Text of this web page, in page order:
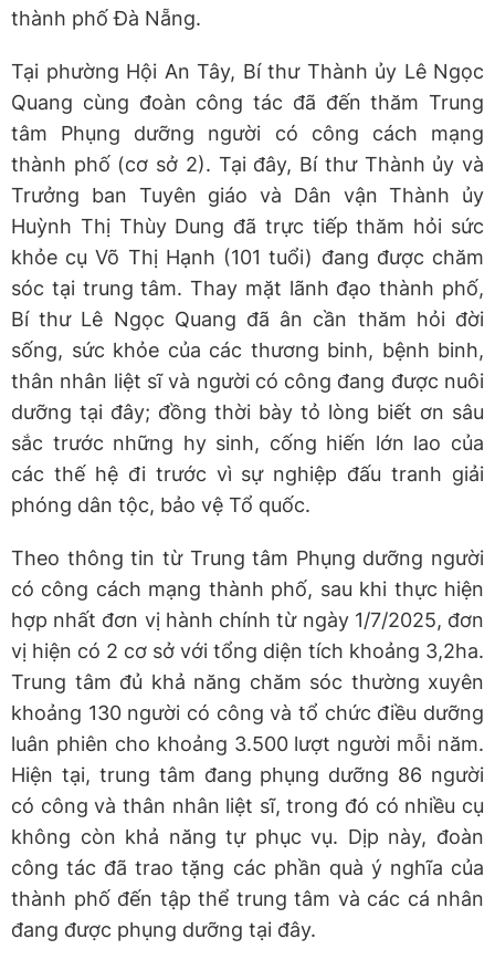
thành phố Đà Nẵng.
Tại phường Hội An Tây, Bí thư Thành ủy Lê Ngọc
Quang cùng đoàn công tác đã đến thăm Trung
tâm Phụng dưỡng người có công cách mạng
thành phố (cơ sở 2). Tại đây, Bí thư Thành ủy và
Trưởng ban Tuyên giáo và Dân vận Thành ủy
Huỳnh Thị Thùy Dung đã trực tiếp thăm hỏi sức
khỏe cụ Võ Thị Hạnh (101 tuổi) đang được chăm
sóc tại trung tâm. Thay mặt lãnh đạo thành phố,
Bí thư Lê Ngọc Quang đã ân cần thăm hỏi đời
sống, sức khỏe của các thương binh, bệnh binh,
thân nhân liệt sĩ và người có công đang được nuôi
dưỡng tại đây; đồng thời bày tỏ lòng biết ơn sâu
sắc trước những hy sinh, cống hiến lớn lao của
các thế hệ đi trước vì sự nghiệp đấu tranh giải
phóng dân tộc, bảo vệ Tổ quốc.
Theo thông tin từ Trung tâm Phụng dưỡng người
có công cách mạng thành phố, sau khi thực hiện
hợp nhất đơn vị hành chính từ ngày 1/7/2025, đơn
vị hiện có 2 cơ sở với tổng diện tích khoảng 3,2ha.
Trung tâm đủ khả năng chăm sóc thường xuyên
khoảng 130 người có công và tổ chức điều dưỡng
luân phiên cho khoảng 3.500 lượt người mỗi năm.
Hiện tại, trung tâm đang phụng dưỡng 86 người
có công và thân nhân liệt sĩ, trong đó có nhiều cụ
không còn khả năng tự phục vụ. Dịp này, đoàn
công tác đã trao tặng các phần quà ý nghĩa của
thành phố đến tập thể trung tâm và các cá nhân
đang được phụng dưỡng tại đây.